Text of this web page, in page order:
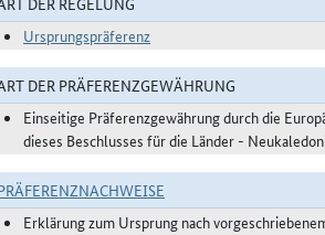
Ursprungspräferenz
DER PRÄFERENZGEWÄHRUNG
Einseitige Präferenzgewährung durch die
dieses Beschlusses für die Länder -
Erklärung zum Ursprung nach